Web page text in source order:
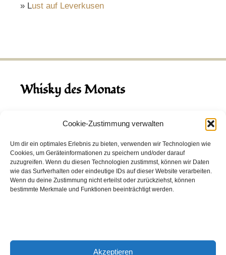
Cookie-Zustimmung verwalten
Um dir ein optimales Erlebnis zu bieten, verwenden wir Technologien wie
Cookies, um Geräteinformationen zu speichern und/oder darauf
zuzugreifen. Wenn du diesen Technologien zustimmst, können wir Daten
wie das Surfverhalten oder eindeutige IDs auf dieser Website verarbeiten.
Wenn du deine Zustimmung nicht erteilst oder zurückziehst, können
bestimmte Merkmale und Funktionen beeinträchtigt werden.
Akzeptieren
» Lust auf Leverkusen
Whisky des Monats
August 2026
Hinch Double Wood
Destillerie:Hinch(Irland)
Single Malt, 43.0%
Peated: Nein